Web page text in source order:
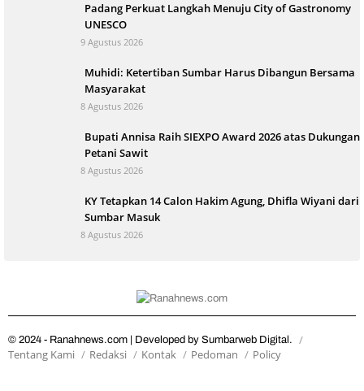
Padang Perkuat Langkah Menuju City of Gastronomy
UNESCO
9 Agustus 2026
Muhidi: Ketertiban Sumbar Harus Dibangun Bersama
Masyarakat
8 Agustus 2026
Bupati Annisa Raih SIEXPO Award 2026 atas Dukungan
Petani Sawit
8 Agustus 2026
KY Tetapkan 14 Calon Hakim Agung, Dhifla Wiyani dari
Sumbar Masuk
8 Agustus 2026
© 2024 - Ranahnews.com | Developed by Sumbarweb Digital.
Tentang Kami Redaksi Kontak Pedoman Policy